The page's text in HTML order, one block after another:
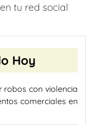
tu red social
Hoy
robos con violencia
comerciales en